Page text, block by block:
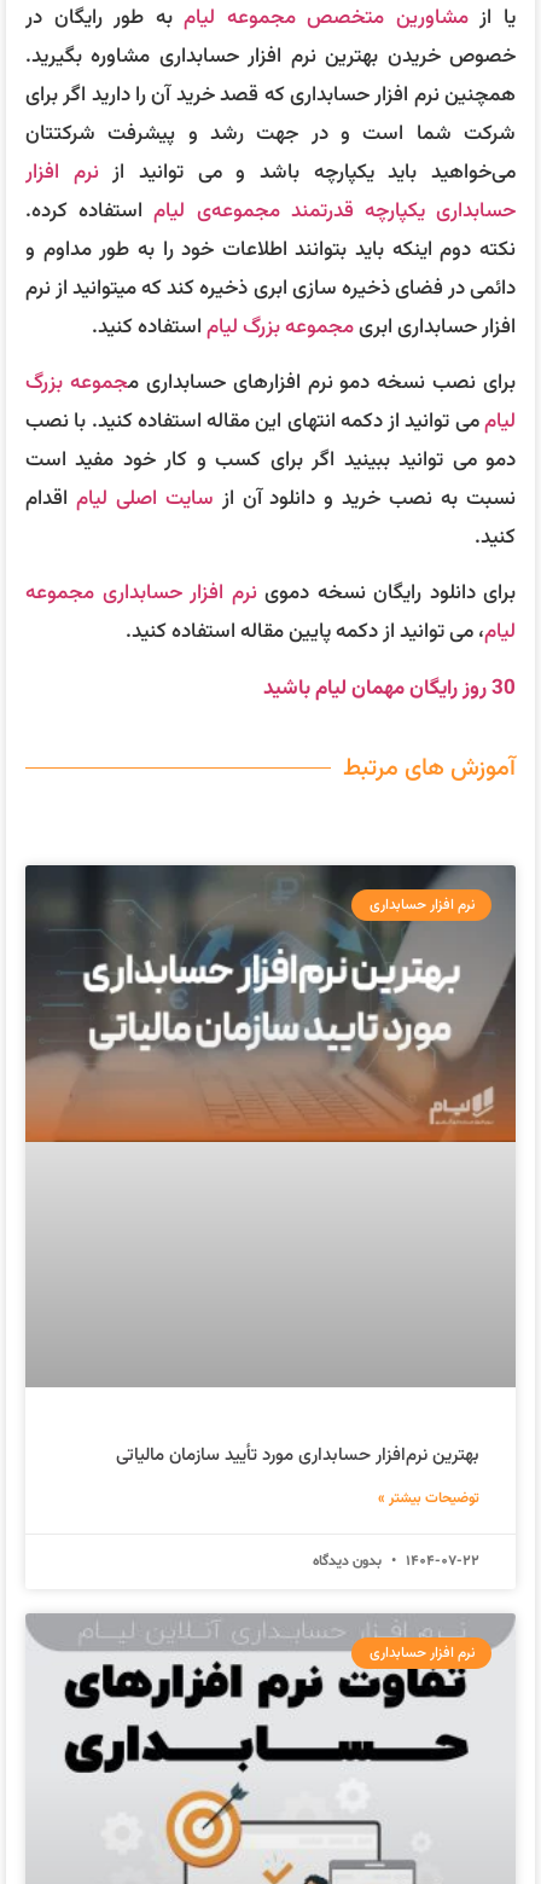
یا ازمشاورین متخصص مجموعه لیامبه طور رایگان در
خصوص خریدن بهترین نرم افزار حسابداری مشاوره بگیرید.
همچنین نرم افزار حسابداری که قصد خرید آن را دارید اگر برای
شرکت شما است و در جهت رشد و پیشرفت شرکتتان
می‌خواهید باید یکپارچه باشد و می توانید ازنرم افزار
حسابداری یکپارچه قدرتمند مجموعه‌ی لیام استفاده کرده.
نکته دوم اینکه باید بتوانند اطلاعات خود را به طور مداوم و
دائمی در فضای ذخیره سازی ابری ذخیره کند که میتوانید از نرم
افزار حسابداری ابریمجموعه بزرگ لیاماستفاده کنید.
برای نصب نسخه دمو نرم افزارهای حسابداری مجموعه بزرگ
لیاممی توانید از دکمه انتهای این مقاله استفاده کنید. با نصب
دمو می توانید ببینید اگر برای کسب و کار خود مفید است
نسبت به نصب خرید و دانلود آن از سایت اصلی لیام اقدام
کنید.
برای دانلود رایگان نسخه دموینرم افزار حسابداری مجموعه
لیام، می توانید از دکمه پایین مقاله استفاده کنید.
30 روز رایگان مهمان لیام باشید
آموزش های مرتبط
نرم افزار حسابداری
بهترین نرم‌افزار حسابداری مورد تأیید سازمان مالیاتی
توضیحات بیشتر »
1404-07-22 بدون دیدگاه
نرم افزار حسابداری